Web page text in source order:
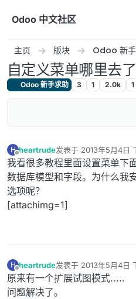
Odoo 中文社区
主页 版块 Odoo 新
自定义菜单哪里去了
Odoo 新手求助 3 1 2.0k 1
H
离线
heartrude发表于 2013年5月4日
最后由 编辑
我看很多教程里面设置菜单下
数据库模型和字段。为什么我
选项呢？
[attachimg=1]
H
离线
heartrude发表于 2013年5月4日
最后由 编辑
原来有一个扩展试图模式.....
问题解决了。